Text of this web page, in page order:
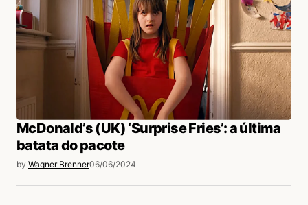
McDonald’s (UK) ‘Surprise Fries’: a última
batata do pacote
by Wagner Brenner06/06/2024